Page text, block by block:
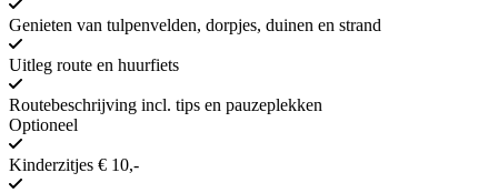
Genieten van tulpenvelden, dorpjes, duinen en strand
Uitleg route en huurfiets
Routebeschrijving incl. tips en pauzeplekken
Optioneel
Kinderzitjes € 10,-